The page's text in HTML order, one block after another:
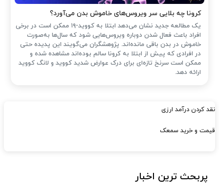
کرونا چه بلایی سر ویروس‌های خاموش بدن می‌آورد؟
یک مطالعه جدید نشان می‌دهد ابتلا به کووید-۱۹ ممکن است در برخی
افراد باعث فعال شدن دوباره ویروس‌هایی شود که سال‌ها به‌صورت
خاموش در بدن باقی مانده‌اند. پژوهشگران می‌گویند این پدیده حتی
در افرادی که پیش از ابتلا به کرونا سالم بوده‌اند مشاهده شده و
ممکن است سرنخ تازه‌ای برای درک عوارض شدید کووید و لانگ کووید
ارائه دهد.
نقد کردن درآمد ارزی
قیمت و خرید سمعک
پربحث ترین اخبار